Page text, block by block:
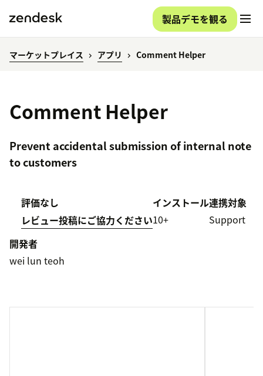
製品デモを観る
マーケットプレイス アプリ Comment Helper
Comment Helper
Prevent accidental submission of internal note
to customers
評価なし
レビュー投稿にご協力ください
インストール
10+
連携対象
Support
開発者
wei lun teoh